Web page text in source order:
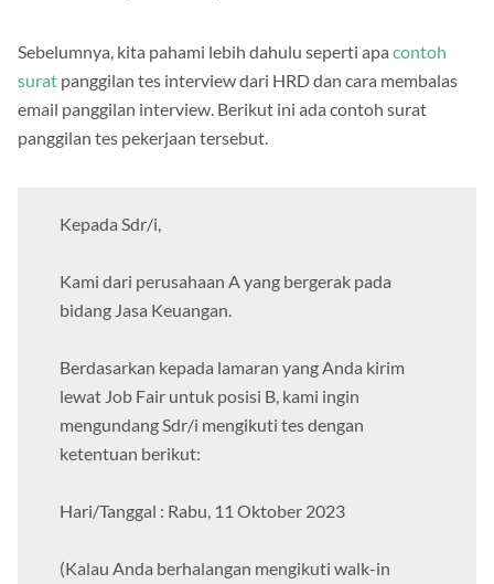
Sebelumnya, kita pahami lebih dahulu seperti apa contoh
surat panggilan tes interview dari HRD dan cara membalas
email panggilan interview. Berikut ini ada contoh surat
panggilan tes pekerjaan tersebut.
Kepada Sdr/i,
Kami dari perusahaan A yang bergerak pada
bidang Jasa Keuangan.
Berdasarkan kepada lamaran yang Anda kirim
lewat Job Fair untuk posisi B, kami ingin
mengundang Sdr/i mengikuti tes dengan
ketentuan berikut:
Hari/Tanggal : Rabu, 11 Oktober 2023
(Kalau Anda berhalangan mengikuti walk-in